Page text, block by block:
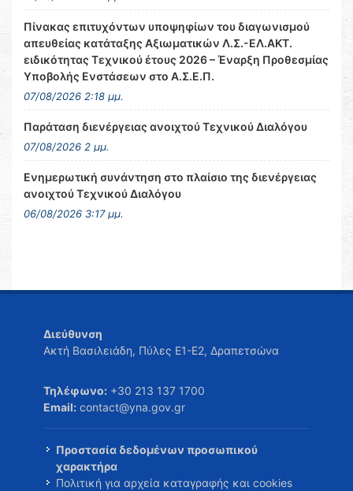
Πίνακας επιτυχόντων υποψηφίων του διαγωνισμού
απευθείας κατάταξης Αξιωματικών Λ.Σ.-ΕΛ.ΑΚΤ.
ειδικότητας Τεχνικού έτους 2026 – Έναρξη Προθεσμίας
Υποβολής Ενστάσεων στο Α.Σ.Ε.Π.
07/08/2026 2:18 μμ.
Παράταση διενέργειας ανοιχτού Τεχνικού Διαλόγου
07/08/2026 2 μμ.
Ενημερωτική συνάντηση στο πλαίσιο της διενέργειας
ανοιχτού Τεχνικού Διαλόγου
06/08/2026 3:17 μμ.
Διεύθυνση
Ακτή Βασιλειάδη, Πύλες Ε1-Ε2, Δραπετσώνα
Τηλέφωνο: +30 213 137 1700
Email: contact@yna.gov.gr
Προστασία δεδομένων προσωπικού
χαρακτήρα
Πολιτική για αρχεία καταγραφής και cookies